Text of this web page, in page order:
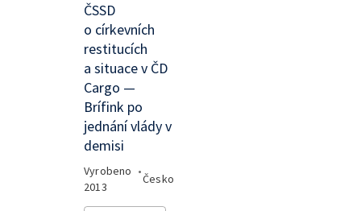
ČSSD
o církevních
restitucích
a situace v ČD
Cargo —
Brífink po
jednání vlády v
demisi
Vyrobeno
2013
•
Česko